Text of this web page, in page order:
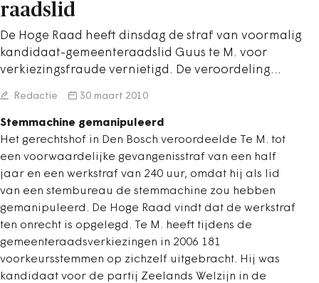
raadslid
De Hoge Raad heeft dinsdag de straf van voormalig
kandidaat-gemeenteraadslid Guus te M. voor
verkiezingsfraude vernietigd. De veroordeling…
Redactie 30 maart 2010
Stemmachine gemanipuleerd
Het gerechtshof in Den Bosch veroordeelde Te M. tot
een voorwaardelijke gevangenisstraf van een half
jaar en een werkstraf van 240 uur, omdat hij als lid
van een stembureau de stemmachine zou hebben
gemanipuleerd. De Hoge Raad vindt dat de werkstraf
ten onrecht is opgelegd. Te M. heeft tijdens de
gemeenteraadsverkiezingen in 2006 181
voorkeursstemmen op zichzelf uitgebracht. Hij was
kandidaat voor de partij Zeelands Welzijn in de